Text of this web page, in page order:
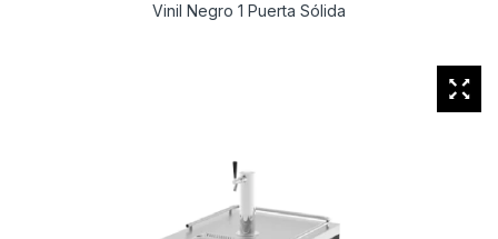
Vinil Negro 1 Puerta Sólida